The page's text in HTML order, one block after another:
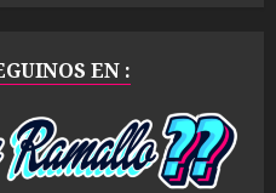
EN :